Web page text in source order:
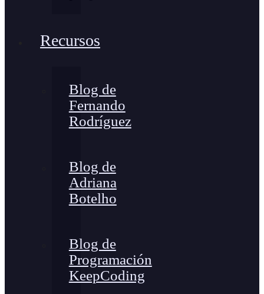
Recursos
Blog de
Fernando
Rodríguez
Blog de
Adriana
Botelho
Blog de
Programación
KeepCoding